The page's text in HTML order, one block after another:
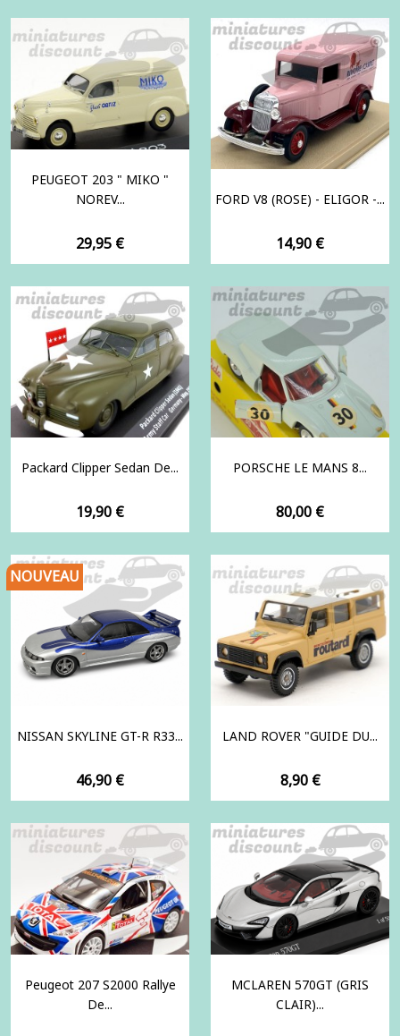
PEUGEOT 203 " MIKO "
NOREV...
Prix
29,95 €
FORD V8 (ROSE) - ELIGOR -...
Prix
14,90 €
Packard Clipper Sedan De...
Prix
19,90 €
PORSCHE LE MANS 8...
Prix
80,00 €
NISSAN SKYLINE GT-R R33...
Prix
46,90 €
NOUVEAU
LAND ROVER "GUIDE DU...
Prix
8,90 €
Peugeot 207 S2000 Rallye
De...
MCLAREN 570GT (GRIS
CLAIR)...